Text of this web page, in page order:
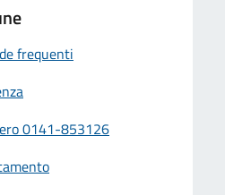
frequenti
0141-853126